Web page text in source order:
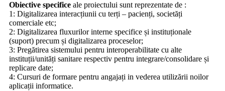
Obiective specifice ale proiectului sunt reprezentate de :
1: Digitalizarea interacțiunii cu terți – pacienți, societăți
comerciale etc;
2: Digitalizarea fluxurilor interne specifice și instituționale
(suport) precum și digitalizarea proceselor;
3: Pregătirea sistemului pentru interoperabilitate cu alte
instituții/unități sanitare respectiv pentru integrare/consolidare și
replicare date;
4: Cursuri de formare pentru angajați in vederea utilizării noilor
aplicații informatice.